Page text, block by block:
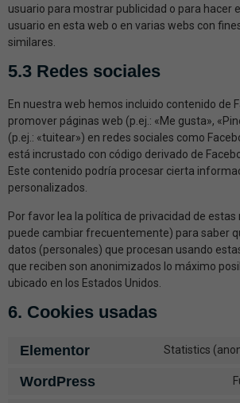
usuario para mostrar publicidad o para hacer
usuario en esta web o en varias webs con
similares.
5.3 Redes sociales
En nuestra web hemos incluido contenido de
promover páginas web (p.ej.: «Me gusta»,
(p.ej.: «tuitear») en redes sociales como
está incrustado con código derivado de
Este contenido podría procesar cierta
personalizados.
Por favor lea la política de privacidad de estas
puede cambiar frecuentemente) para saber
datos (personales) que procesan usando
que reciben son anonimizados lo máximo
ubicado en los Estados Unidos.
6. Cookies usadas
Elementor Statistics
WordPress